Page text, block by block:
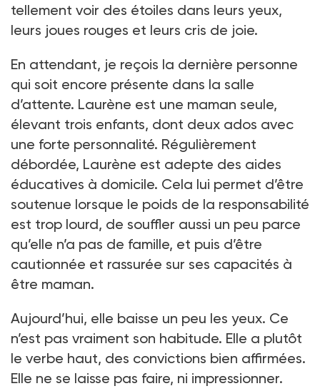
tellement voir des étoiles dans leurs yeux,
leurs joues rouges et leurs cris de joie.
En attendant, je reçois la dernière personne
qui soit encore présente dans la salle
d’attente. Laurène est une maman seule,
élevant trois enfants, dont deux ados avec
une forte personnalité. Régulièrement
débordée, Laurène est adepte des aides
éducatives à domicile. Cela lui permet d’être
soutenue lorsque le poids de la responsabilité
est trop lourd, de souffler aussi un peu parce
qu’elle n’a pas de famille, et puis d’être
cautionnée et rassurée sur ses capacités à
être maman.
Aujourd’hui, elle baisse un peu les yeux. Ce
n’est pas vraiment son habitude. Elle a plutôt
le verbe haut, des convictions bien affirmées.
Elle ne se laisse pas faire, ni impressionner.